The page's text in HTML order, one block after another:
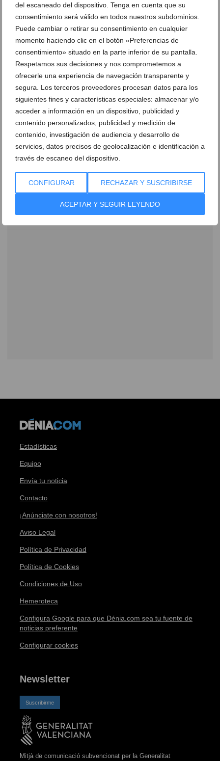
del escaneado del dispositivo. Tenga en cuenta que su
consentimiento será válido en todos nuestros subdominios.
Puede cambiar o retirar su consentimiento en cualquier
momento haciendo clic en el botón «Preferencias de
consentimiento» situado en la parte inferior de su pantalla.
Respetamos sus decisiones y nos comprometemos a
ofrecerle una experiencia de navegación transparente y
segura. Los terceros proveedores procesan datos para los
siguientes fines y características especiales: almacenar y/o
acceder a información en un dispositivo, publicidad y
contenido personalizados, publicidad y medición de
contenido, investigación de audiencia y desarrollo de
servicios, datos precisos de geolocalización e identificación a
través de escaneo del dispositivo.
CONFIGURAR RECHAZAR Y SUSCRIBIRSE
ACEPTAR Y SEGUIR LEYENDO
La XVIII Copa del Canal fue para la embarcación
“Trabuco”
13 de octubre de 2014
Ver promociones
Ver sorteos
Estadísticas
Equipo
Envía tu noticia
Contacto
¡Anúnciate con nosotros!
Aviso Legal
Política de Privacidad
Política de Cookies
Condiciones de Uso
Hemeroteca
Configura Google para que Dénia.com sea tu fuente de
noticias preferente
Configurar cookies
Newsletter
Suscribirme
Mitjà de comunicació subvencionat per la Generalitat